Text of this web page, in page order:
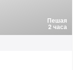
Пешая
2 часа